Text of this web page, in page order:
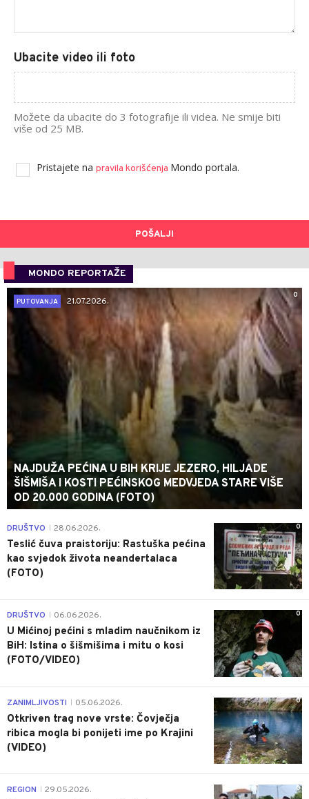
Ubacite video ili foto
Možete da ubacite do 3 fotografije ili videa. Ne smije biti
više od 25 MB.
Pristajete na pravila korišćenja Mondo portala.
POŠALJI
MONDO REPORTAŽE
0
PUTOVANJA
21.07.2026.
NAJDUŽA PEĆINA U BIH KRIJE JEZERO, HILJADE
ŠIŠMIŠA I KOSTI PEĆINSKOG MEDVJEDA STARE VIŠE
OD 20.000 GODINA (FOTO)
0
DRUŠTVO 28.06.2026.
Teslić čuva praistoriju: Rastuška pećina
kao svjedok života neandertalaca
(FOTO)
0
DRUŠTVO 06.06.2026.
U Mićinoj pećini s mladim naučnikom iz
BiH: Istina o šišmišima i mitu o kosi
(FOTO/VIDEO)
0
ZANIMLJIVOSTI 05.06.2026.
Otkriven trag nove vrste: Čovječja
ribica mogla bi ponijeti ime po Krajini
(VIDEO)
0
REGION 29.05.2026.